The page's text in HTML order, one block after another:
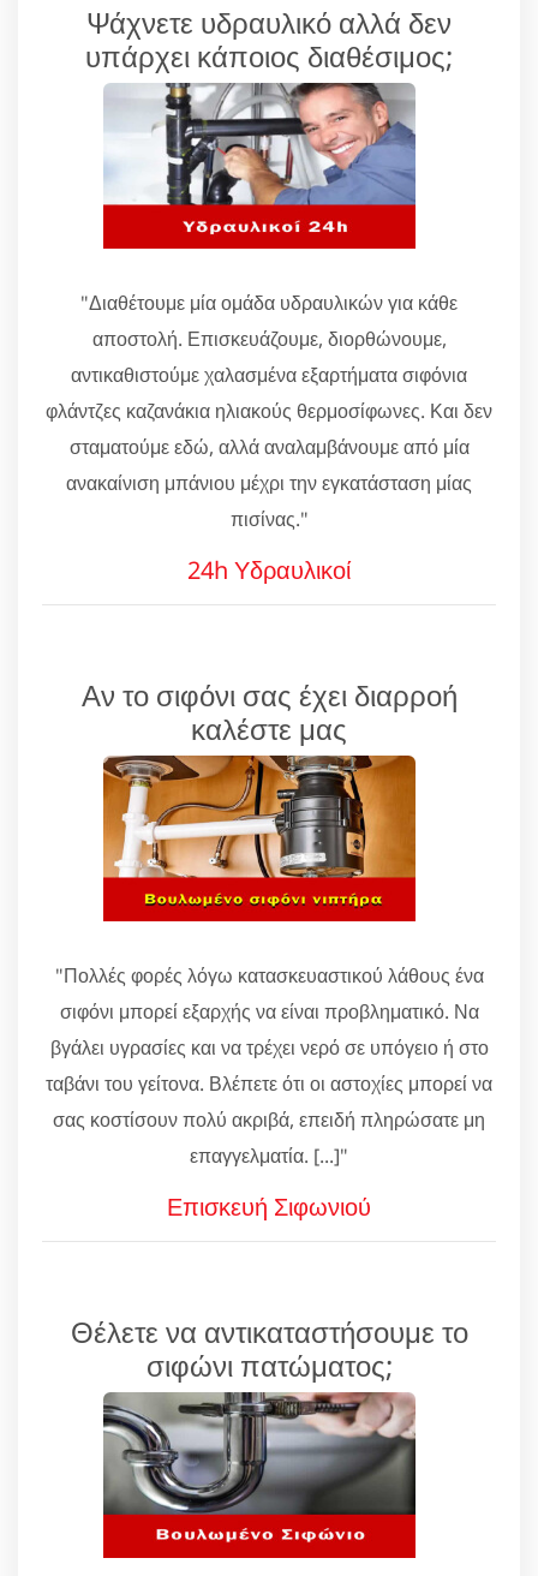
Ψάχνετε υδραυλικό αλλά δεν
υπάρχει κάποιος διαθέσιμος;
"Διαθέτουμε μία ομάδα υδραυλικών για κάθε
αποστολή. Επισκευάζουμε, διορθώνουμε,
αντικαθιστούμε χαλασμένα εξαρτήματα σιφόνια
φλάντζες καζανάκια ηλιακούς θερμοσίφωνες. Και δεν
σταματούμε εδώ, αλλά αναλαμβάνουμε από μία
ανακαίνιση μπάνιου μέχρι την εγκατάσταση μίας
πισίνας."
24h Υδραυλικοί
Αν το σιφόνι σας έχει διαρροή
καλέστε μας
"Πολλές φορές λόγω κατασκευαστικού λάθους ένα
σιφόνι μπορεί εξαρχής να είναι προβληματικό. Να
βγάλει υγρασίες και να τρέχει νερό σε υπόγειο ή στο
ταβάνι του γείτονα. Βλέπετε ότι οι αστοχίες μπορεί να
σας κοστίσουν πολύ ακριβά, επειδή πληρώσατε μη
επαγγελματία. [...]"
Επισκευή Σιφωνιού
Θέλετε να αντικαταστήσουμε το
σιφώνι πατώματος;